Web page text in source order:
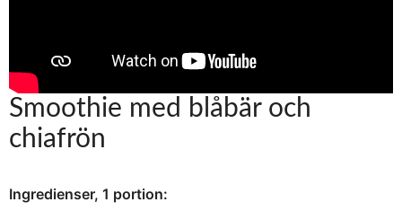
Smoothie med blåbär och
chiafrön
Ingredienser, 1 portion: